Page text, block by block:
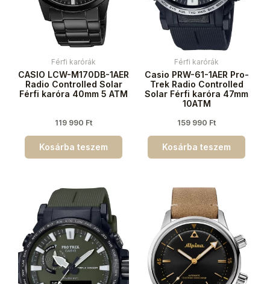
Férfi karórák
CASIO LCW-M170DB-1AER
Radio Controlled Solar
Férfi karóra 40mm 5 ATM
119 990 Ft
Kosárba teszem
Férfi karórák
Casio PRW-61-1AER Pro-
Trek Radio Controlled
Solar Férfi karóra 47mm
10ATM
159 990 Ft
Kosárba teszem